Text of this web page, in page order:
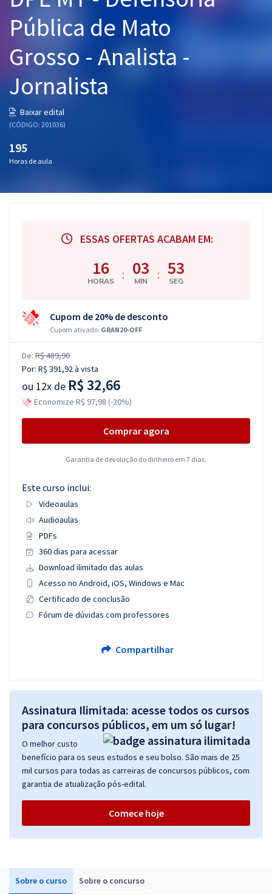
Graduação
Mentorias
Questões grátis
Conteúdo gratuito
Atendimento
Pública de Mato
Grosso - Analista -
Jornalista
Baixar edital
(CÓDIGO: 201036)
195
Horas de aula
Sobre o curso Sobre o concurso
ESSAS OFERTAS ACABAM EM:
16
HORAS : 03
MIN : 52
SEG
Cupom de 20% de desconto
Cupom ativado: GRAN20-OFF
De: R$ 489,90
Por: R$ 391,92à vista
ou 12x de R$ 32,66
Economize R$ 97,98 (-20%)
Comprar agora
Garantia de devolução do dinheiro em 7 dias.
Este curso inclui:
Videoaulas
Audioaulas
PDFs
360 dias para acessar
Download ilimitado das aulas
Acesso no Android, iOS, Windows e Mac
Certificado de conclusão
Fórum de dúvidas com professores
Compartilhar
Assinatura Ilimitada: acesse todos os cursos
para concursos públicos, em um só lugar!
O melhor custo
benefício para os seus estudos e seu bolso. São mais de 25
mil cursos para todas as carreiras de concursos públicos, com
garantia de atualização pós-edital.
Comece hoje